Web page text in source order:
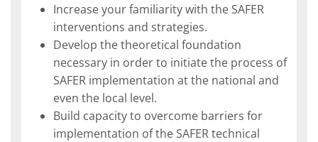
Increase your familiarity with the SAFER
interventions and strategies.
Develop the theoretical foundation
necessary in order to initiate the process of
SAFER implementation at the national and
even the local level.
Build capacity to overcome barriers for
implementation of the SAFER technical